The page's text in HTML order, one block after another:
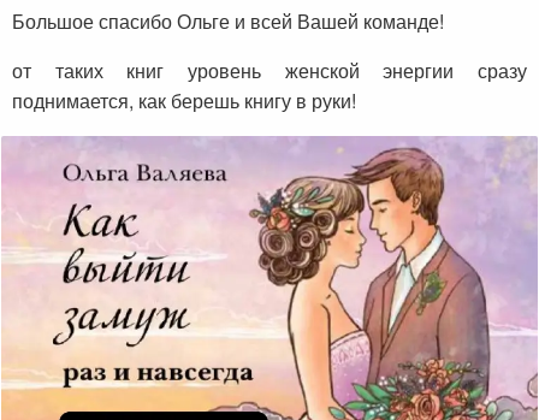
Большое спасибо Ольге и всей Вашей команде!
от таких книг уровень женской энергии сразу
поднимается, как берешь книгу в руки!